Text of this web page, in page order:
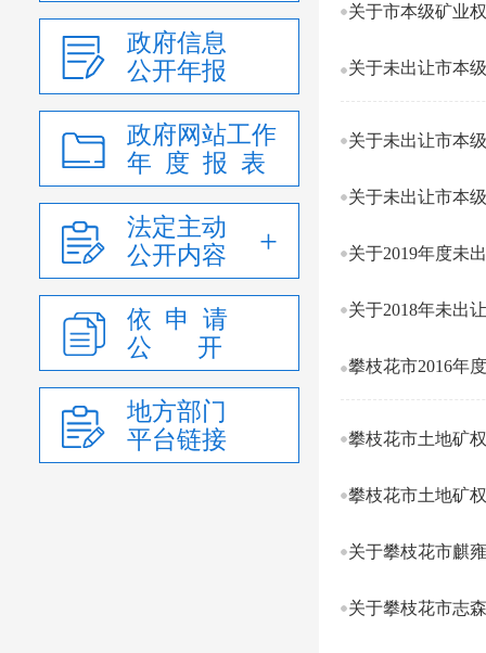
政府信息
公开年报
政府网站工作
年 度 报 表
法定主动
公开内容
依 申 请
公 开
地方部门
平台链接
关于市本级矿业
关于未出让市本
关于未出让市本
关于未出让市本
关于2019年度未
关于2018年未出
攀枝花市2016年
攀枝花市土地矿
攀枝花市土地矿
关于攀枝花市麒
关于攀枝花市志